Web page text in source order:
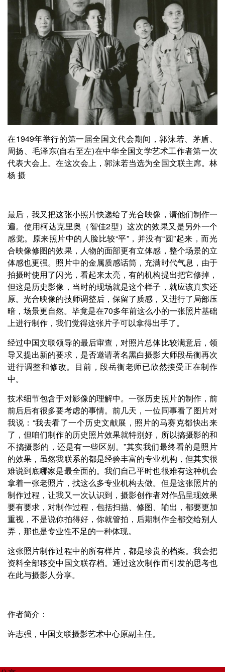
在1949年举行的第一届全国文代会期间，郭沫若、茅盾、
周扬、毛泽东(自右至左)在中华全国文学艺术工作者第一次
代表大会上。在这次会上，郭沫若当选为全国文联主席。林
杨 摄
最后，我又把这张小照片快递给了光合映像，请他们制作一
遍。使用柯达克里奥（智佳2型）这次的效果又是另外一个
感觉。原来照片中的人脸比较“平”，并没有“圆”起来，而光
合映像修图的效果，人物的面部更有立体感，整个场景的立
体感也更强。照片中的金属质感话筒，充满时代气息，由于
拍摄时使用了闪光，看起来太亮，有的机构提出把它修掉，
但这是历史影像，当时的现场就是这个样子，就应该真实还
原。光合映像的技师调整后，保留了质感，又进行了局部压
暗，场景更自然。毕竟是在70多年前这么小的一张照片基础
上进行制作，我们觉得这张片子可以拿得出手了。
经过中国文联领导的最后审查，对照片总体比较满意后，领
导又提出新的要求，是否邀请著名黑白摄影大师段岳衡再次
进行调整和修改。目前，段岳衡老师已欣然接受正在制作
中。
技术细节包含于对影像的理解中。一张历史照片的制作，前
前后后有很多要考虑的事情。前几天，一位同事看了图片对
我说：“我去看了一个历史文献展，照片的马赛克都快出来
了，但咱们制作的历史照片效果就特别好，所以搞摄影的和
不搞摄影的，还是有一些区别。”其实我们最终看的是照片
的效果，虽然我联系的都是经验丰富的专业机构，但其实很
难说到底哪家是最全面的。我们自己平时也很难有这种机会
拿着一张老照片，找这么多专业机构去做。但是这张照片的
制作过程，让我又一次认识到，摄影创作者对作品呈现效果
要有要求，对制作过程，包括扫描、修图、输出，都要更加
重视，不是说你拍得好，你就管拍，后期制作全都交给别人
弄，那也是专业性不足的一种体现。
这张照片制作过程中的所有样片，都是珍贵的档案。我会把
资料全部移交中国文联存档。通过这次制作而引发的思考也
在此与摄影人分享。
作者简介：
许志强，中国文联摄影艺术中心原副主任。